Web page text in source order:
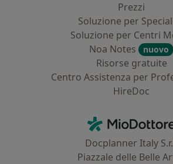
Prezzi
Soluzione per
Soluzione per Centri
Noa Notes
nuovo
Risorse gratuite
Centro Assistenza per
HireDoc
MioDottore
Docplanner Italy
Piazzale delle Belle